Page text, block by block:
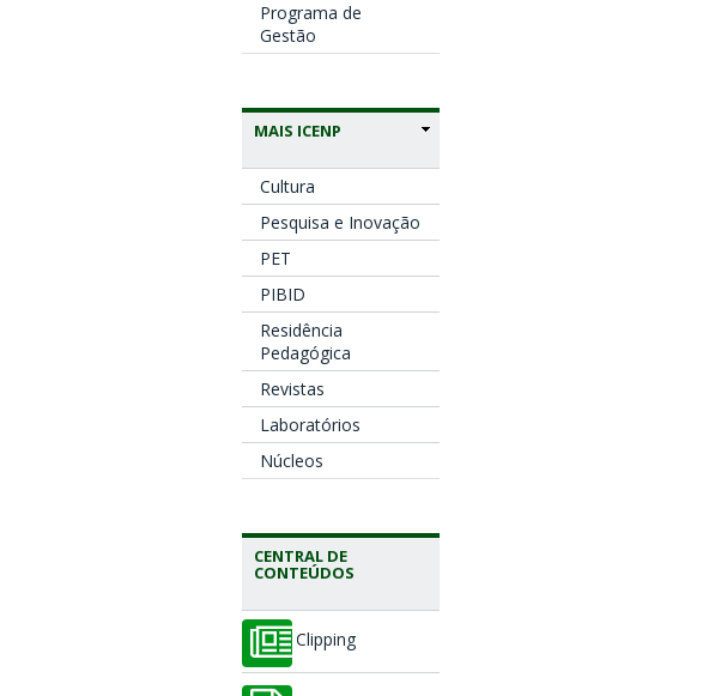
Programa de
Gestão
MAIS ICENP
Cultura
Pesquisa e Inovação
PET
PIBID
Residência
Pedagógica
Revistas
Laboratórios
Núcleos
CENTRAL DE
CONTEÚDOS
Clipping